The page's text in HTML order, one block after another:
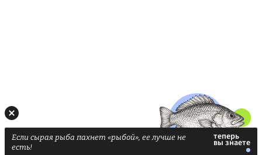
Если сырая рыба пахнет «рыбой», ее лучше не
есть!